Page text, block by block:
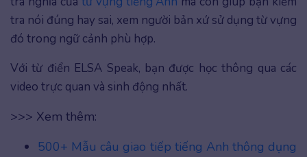
tra nói đúng hay sai, xem người bản xứ sử dụng từ vựng
đó trong ngữ cảnh phù hợp.
Với từ điển ELSA Speak, bạn được học thông qua các
video trực quan và sinh động nhất.
>>> Xem thêm:
500+ Mẫu câu giao tiếp tiếng Anh thông dụng